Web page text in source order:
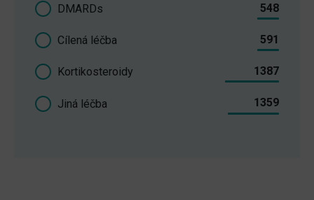
DMARDs 548
Cílená léčba 591
Kortikosteroidy 1387
Jiná léčba 1359